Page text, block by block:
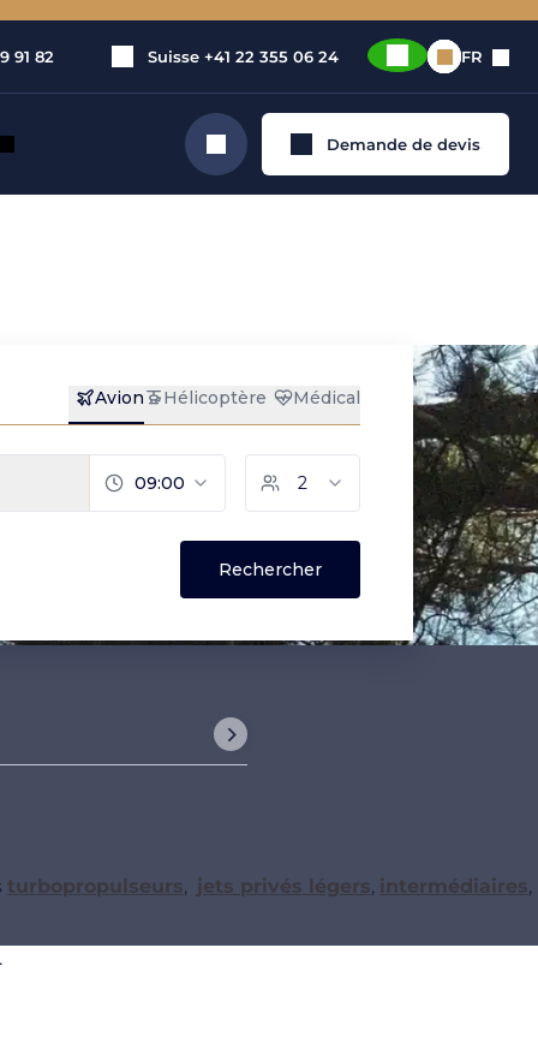
91 82 Suisse +41 22 355 06 24 FR
Rechercher Demande de devis
turbopropulseurs, jets privés légers, intermédiaires,
.